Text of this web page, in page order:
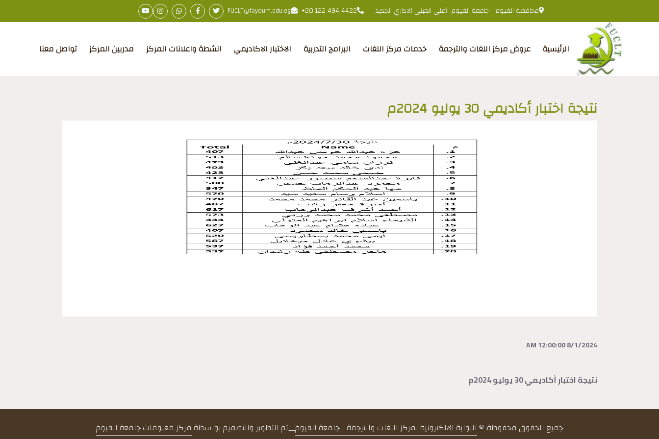
محافظة الفيوم - جامعة الفيوم- أعلى المبنى الاداري الجديد +20 122 494 4422
FUCLT@fayoum.edu.eg
الرئيسية عروض مركز اللغات والترجمة خدمات مركز اللغات البرامج التدربية الاختبار الاكاديمي انشطة واعلانات المركز مدربين المركز تواصل معنا
نتيجة اختبار أكاديمي 30 يوليو 2024م
8/1/2024 12:00:00 AM
نتيجة اختبار أكاديمي 30 يوليو 2024م
جميع الحقوق محفوظة. © البوابة الالكترونية لمركز اللغات والترجمة - جامعة الفيوم__تم التطوير والتصميم بواسطة مركز معلومات جامعة الفيوم